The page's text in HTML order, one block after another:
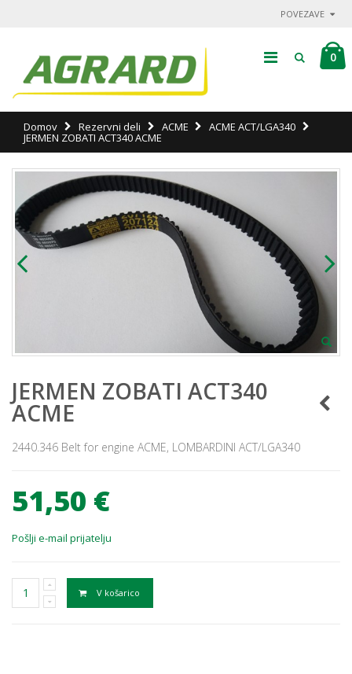
POVEZAVE
0
Domov Rezervni deli ACME ACME ACT/LGA340
JERMEN ZOBATI ACT340 ACME
JERMEN ZOBATI ACT340
ACME
2440.346 Belt for engine ACME, LOMBARDINI ACT/LGA340
51,50 €
Pošlji e-mail prijatelju
V košarico